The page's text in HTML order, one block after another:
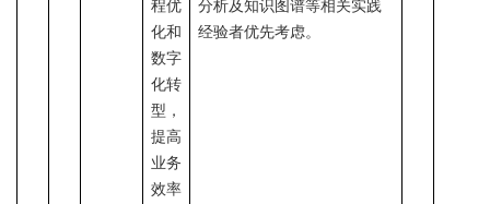
程优
化和
数字
化转
型，
提高
业务
效率
分析及知识图谱等相关实践
经验者优先考虑。